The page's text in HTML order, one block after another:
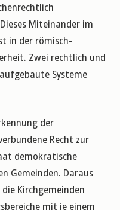
Miteinander im
in der römisch-
Zwei rechtlich und
Systeme
der
Recht zur
demokratische
Gemeinden. Daraus
Kirchgemeinden
mit je einem